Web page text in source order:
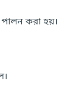
করা হয়।